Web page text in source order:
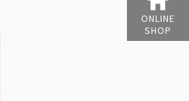
ONLINE
SHOP